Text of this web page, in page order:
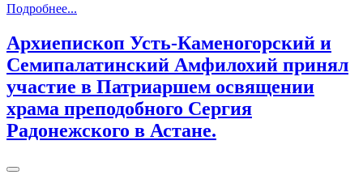
Подробнее...
Архиепископ Усть-Каменогорский и
Семипалатинский Амфилохий принял
участие в Патриаршем освящении
храма преподобного Сергия
Радонежского в Астане.